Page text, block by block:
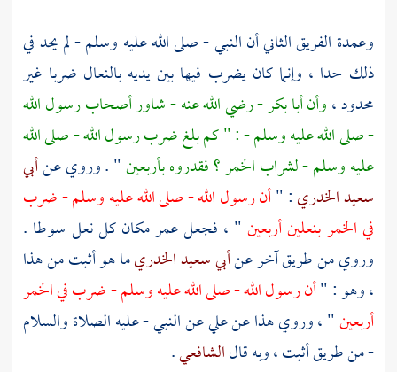
وعمدة الفريق الثاني أن النبي - صلى الله عليه وسلم - لم يحد في
ذلك حدا ، وإنما كان يضرب فيها بين يديه بالنعال ضربا غير
محدود ،وأنأبا بكر- رضي الله عنه - شاور أصحاب رسول الله
- صلى الله عليه وسلم - : " كم بلغ ضرب رسول الله - صلى الله
عليه وسلم - لشراب الخمر ؟ فقدروه بأربعين" . وروي عنأبي
سعيد الخدري: "أن رسول الله - صلى الله عليه وسلم - ضرب
في الخمر بنعلين أربعين" ، فجعلعمرمكان كل نعل سوطا .
وروي من طريق آخر عنأبي سعيد الخدريما هو أثبت من هذا
، وهو : "أن رسول الله - صلى الله عليه وسلم - ضرب في الخمر
أربعين" ، وروي هذا عنعليعن النبي - عليه الصلاة والسلام
- من طريق أثبت ، وبه قالالشافعي.